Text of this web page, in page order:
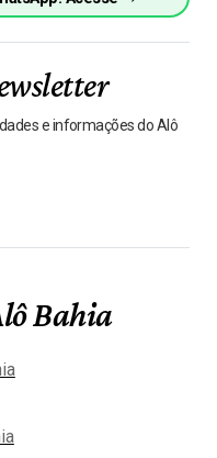
e informações do Alô
Bahia